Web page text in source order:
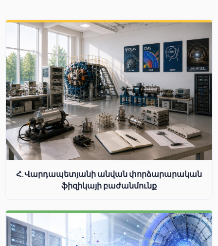
Հ.Վարդապետյանի անվան փորձարարական
ֆիզիկայի բաժանմունք